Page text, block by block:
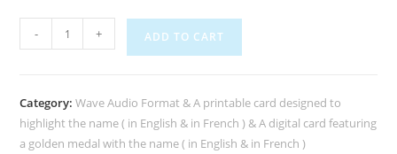
- + ADD TO CART
Category:Wave Audio Format & A printable card designed to
highlight the name ( in English & in French ) & A digital card featuring
a golden medal with the name ( in English & in French )